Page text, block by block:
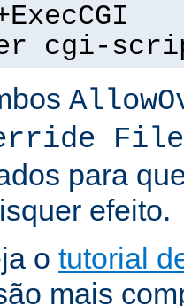
cgi-
para
efeito.
o tutorial
mais